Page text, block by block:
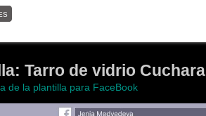
Tarro de vidrio Cuchara
de la plantilla para FaceBook